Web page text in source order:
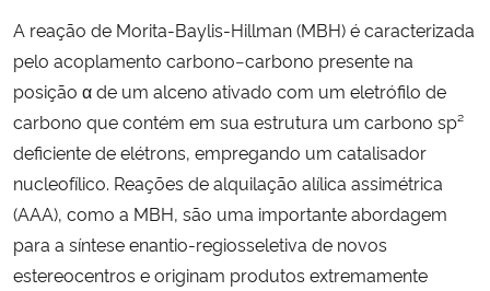
A reação de Morita-Baylis-Hillman (MBH) é caracterizada
pelo acoplamento carbono−carbono presente na
posição α de um alceno ativado com um eletrófilo de
carbono que contém em sua estrutura um carbono sp²
deficiente de elétrons, empregando um catalisador
nucleofílico. Reações de alquilação alílica assimétrica
(AAA), como a MBH, são uma importante abordagem
para a síntese enantio-regiosseletiva de novos
estereocentros e originam produtos extremamente